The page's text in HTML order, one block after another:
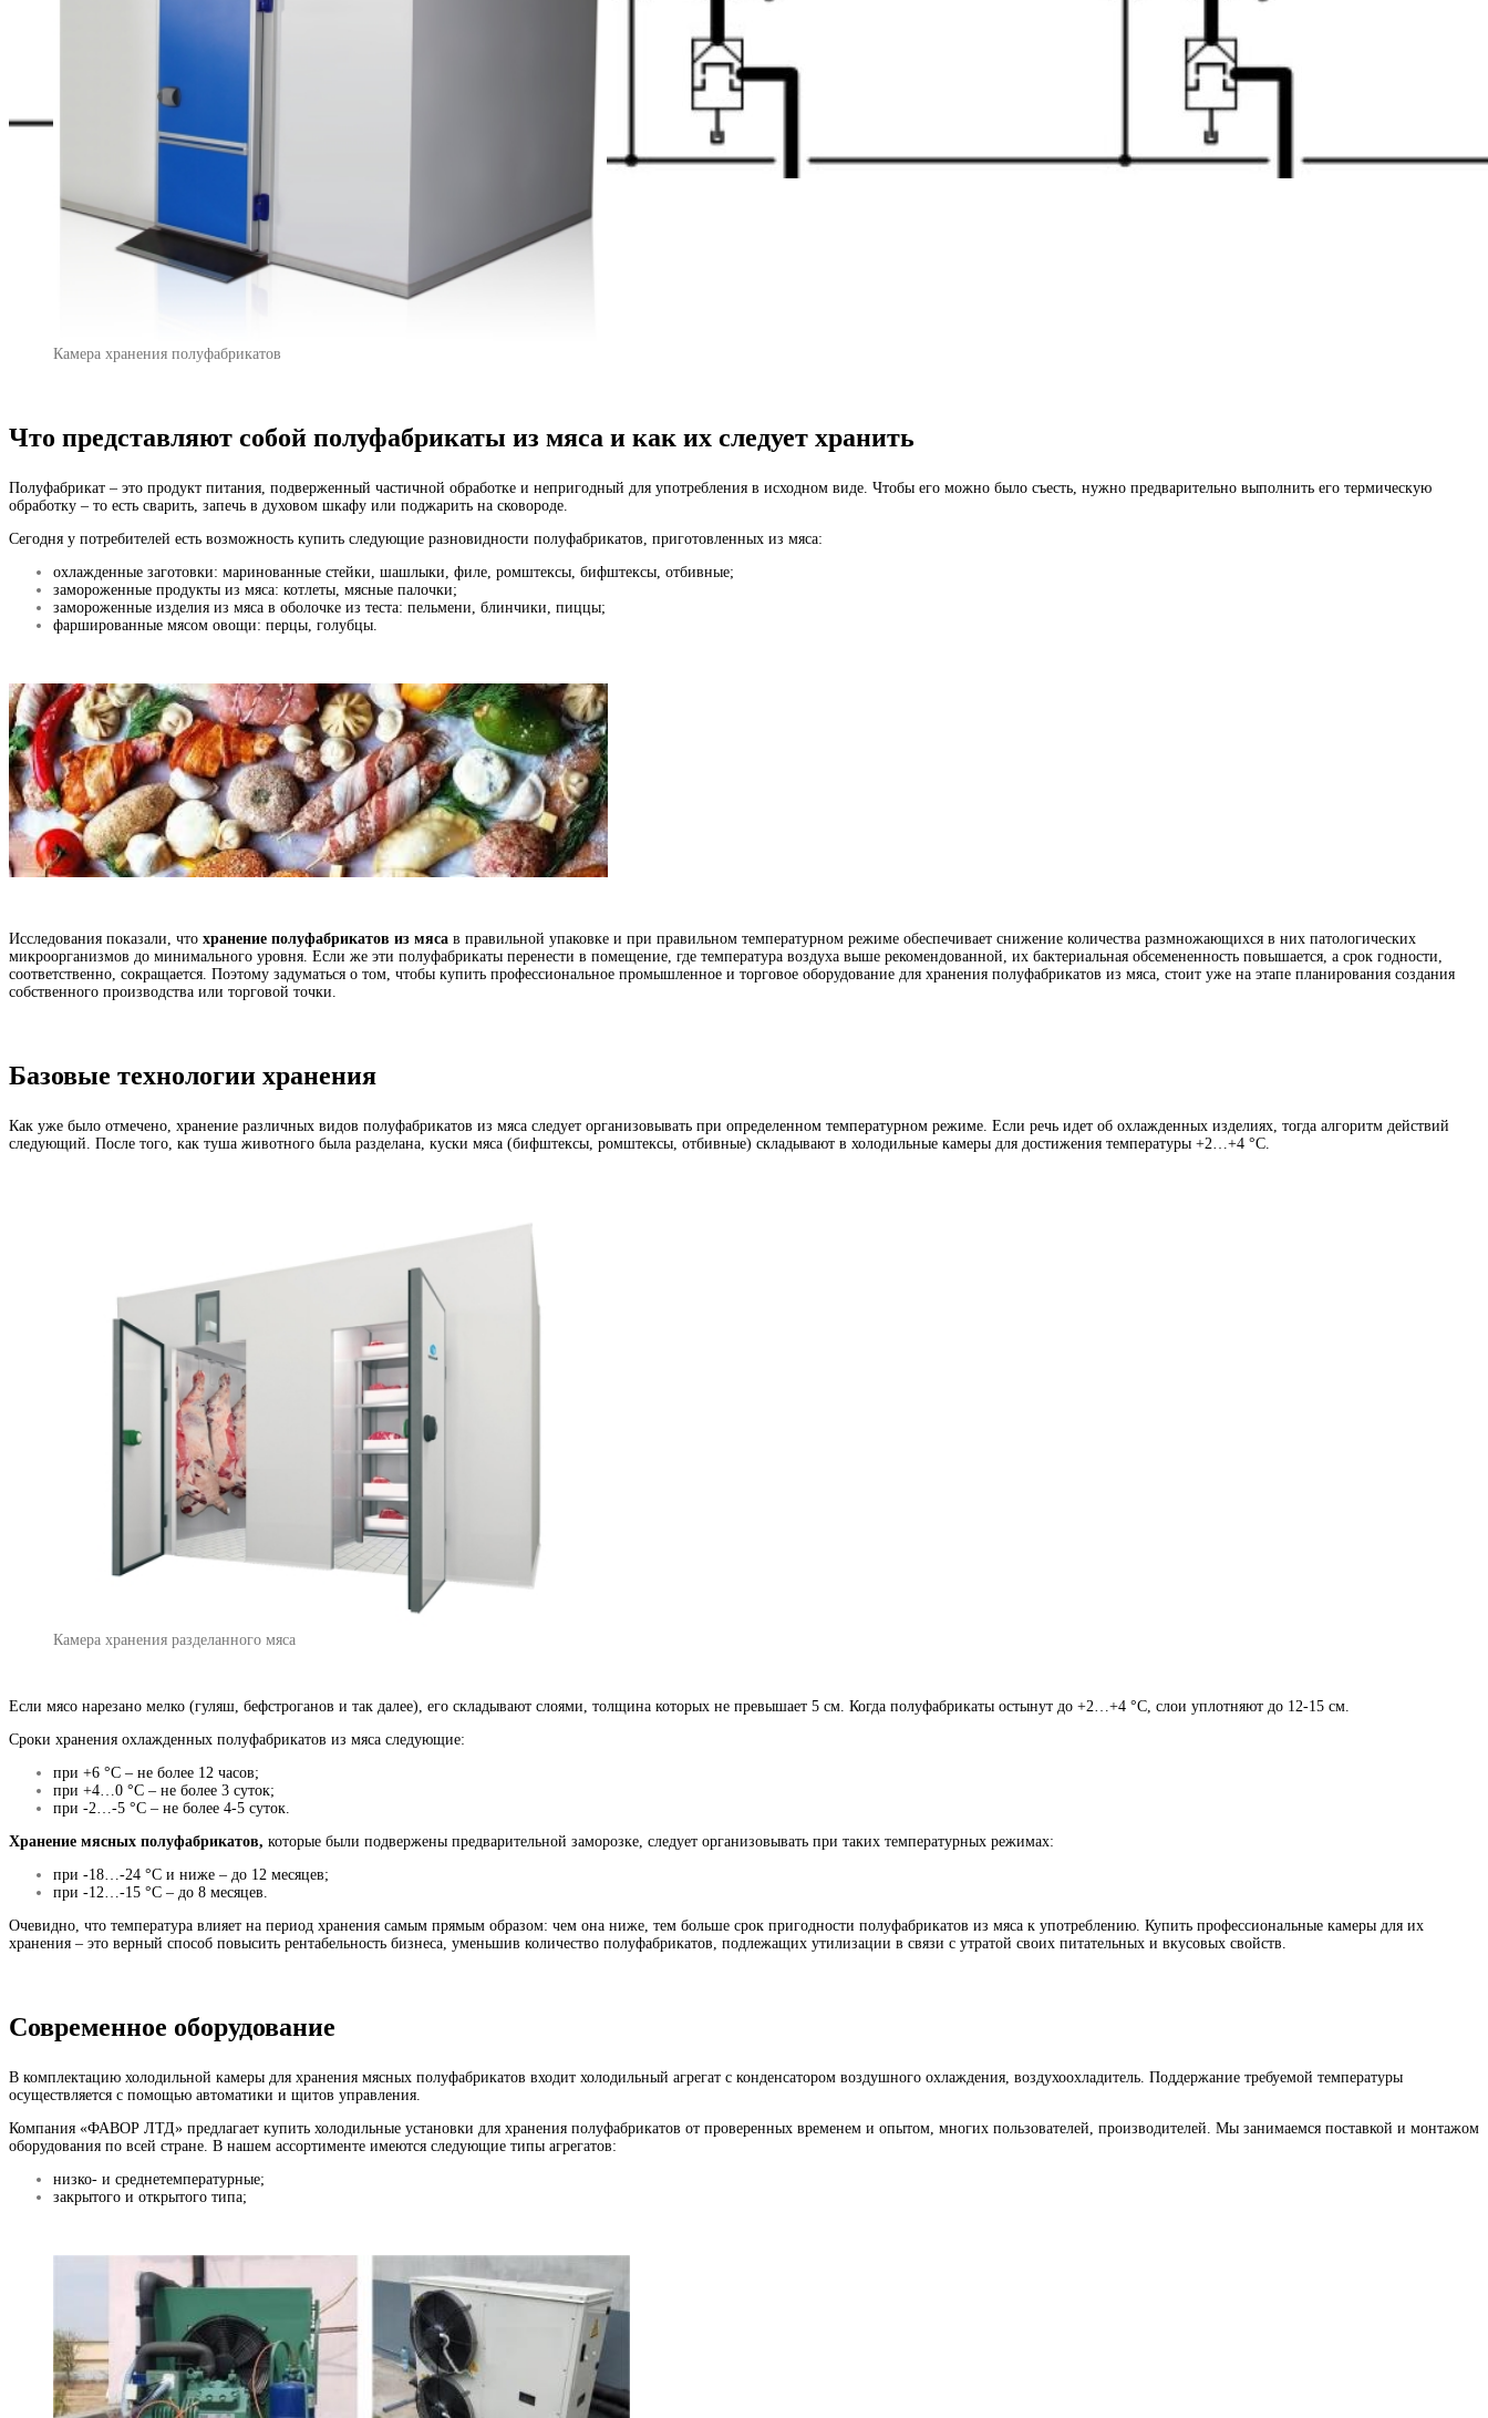
Камера хранения полуфабрикатов
Что представляют собой полуфабрикаты из мяса и как их следует хранить
Полуфабрикат – это продукт питания, подверженный частичной обработке и непригодный для употребления в исходном виде. Чтобы его можно было съесть, нужно предварительно выполнить его термическую
обработку – то есть сварить, запечь в духовом шкафу или поджарить на сковороде.
Сегодня у потребителей есть возможность купить следующие разновидности полуфабрикатов, приготовленных из мяса:
охлажденные заготовки: маринованные стейки, шашлыки, филе, ромштексы, бифштексы, отбивные;
замороженные продукты из мяса: котлеты, мясные палочки;
замороженные изделия из мяса в оболочке из теста: пельмени, блинчики, пиццы;
фаршированные мясом овощи: перцы, голубцы.
Исследования показали, что хранение полуфабрикатов из мяса в правильной упаковке и при правильном температурном режиме обеспечивает снижение количества размножающихся в них патологических
микроорганизмов до минимального уровня. Если же эти полуфабрикаты перенести в помещение, где температура воздуха выше рекомендованной, их бактериальная обсемененность повышается, а срок годности,
соответственно, сокращается. Поэтому задуматься о том, чтобы купить профессиональное промышленное и торговое оборудование для хранения полуфабрикатов из мяса, стоит уже на этапе планирования создания
собственного производства или торговой точки.
Базовые технологии хранения
Как уже было отмечено, хранение различных видов полуфабрикатов из мяса следует организовывать при определенном температурном режиме. Если речь идет об охлажденных изделиях, тогда алгоритм действий
следующий. После того, как туша животного была разделана, куски мяса (бифштексы, ромштексы, отбивные) складывают в холодильные камеры для достижения температуры +2…+4 °С.
Камера хранения разделанного мяса
Если мясо нарезано мелко (гуляш, бефстроганов и так далее), его складывают слоями, толщина которых не превышает 5 см. Когда полуфабрикаты остынут до +2…+4 °С, слои уплотняют до 12-15 см.
Сроки хранения охлажденных полуфабрикатов из мяса следующие:
при +6 °С – не более 12 часов;
при +4…0 °С – не более 3 суток;
при -2…-5 °С – не более 4-5 суток.
Хранение мясных полуфабрикатов, которые были подвержены предварительной заморозке, следует организовывать при таких температурных режимах:
при -18…-24 °С и ниже – до 12 месяцев;
при -12…-15 °С – до 8 месяцев.
Очевидно, что температура влияет на период хранения самым прямым образом: чем она ниже, тем больше срок пригодности полуфабрикатов из мяса к употреблению. Купить профессиональные камеры для их
хранения – это верный способ повысить рентабельность бизнеса, уменьшив количество полуфабрикатов, подлежащих утилизации в связи с утратой своих питательных и вкусовых свойств.
Современное оборудование
В комплектацию холодильной камеры для хранения мясных полуфабрикатов входит холодильный агрегат с конденсатором воздушного охлаждения, воздухоохладитель. Поддержание требуемой температуры
осуществляется с помощью автоматики и щитов управления.
Компания «ФАВОР ЛТД» предлагает купить холодильные установки для хранения полуфабрикатов от проверенных временем и опытом, многих пользователей, производителей. Мы занимаемся поставкой и монтажом
оборудования по всей стране. В нашем ассортименте имеются следующие типы агрегатов:
низко- и среднетемпературные;
закрытого и открытого типа;